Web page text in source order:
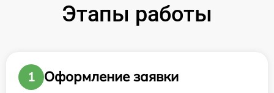
Этапы работы
1
Оформление заявки